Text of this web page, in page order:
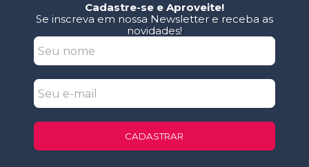
Cadastre-se e Aproveite!
Se inscreva em nossa Newsletter e receba as
novidades!
CADASTRAR